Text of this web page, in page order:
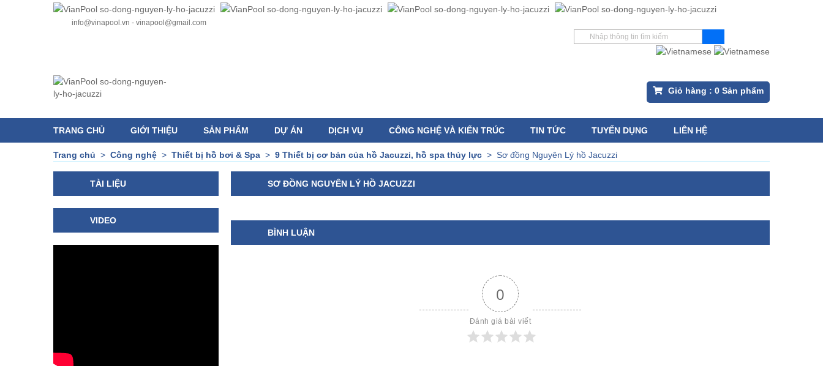
info@vinapool.vn - vinapool@gmail.com
Giỏ hàng : 0 Sản phẩm
TRANG CHỦ GIỚI THIỆU SẢN PHẨM DỰ ÁN DỊCH VỤ CÔNG NGHỆ VÀ KIẾN TRÚC TIN TỨC TUYỂN DỤNG LIÊN HỆ
Trang chủ > Công nghệ > Thiết bị hồ bơi & Spa > 9 Thiết bị cơ bản của hồ Jacuzzi, hồ spa thủy lực > Sơ đồng Nguyên Lý hồ Jacuzzi
TÀI LIỆU
VIDEO
SƠ ĐỒNG NGUYÊN LÝ HỒ JACUZZI
BÌNH LUẬN
0
Đánh giá bài viết